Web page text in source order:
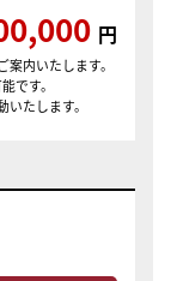
円
内いたします。
です。
たします。